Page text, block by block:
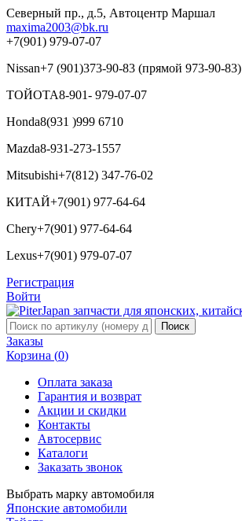
Северный пр., д.5, Автоцентр Маршал
maxima2003@bk.ru
+7(901) 979-07-07
Nissan+7 (901)373-90-83 (прямой 973-90-83)
ТОЙОТА8-901- 979-07-07
Honda8(931 )999 6710
Mazda8-931-273-1557
Mitsubishi+7(812) 347-76-02
КИТАЙ+7(901) 977-64-64
Chery+7(901) 977-64-64
Lexus+7(901) 979-07-07
Регистрация
Войти
Заказы
Корзина (0)
Оплата заказа
Гарантия и возврат
Акции и скидки
Контакты
Автосервис
Каталоги
Заказать звонок
Выбрать марку автомобиля
Японские автомобили